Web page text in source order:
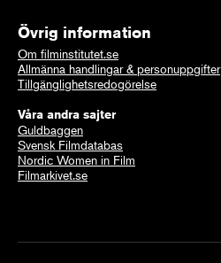
Övrig information
Om filminstitutet.se
Allmänna handlingar & personuppgifter
Tillgänglighetsredogörelse
Våra andra sajter
Guldbaggen
Svensk Filmdatabas
Nordic Women in Film
Filmarkivet.se